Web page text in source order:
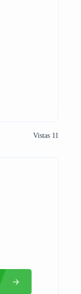
Vistas 11